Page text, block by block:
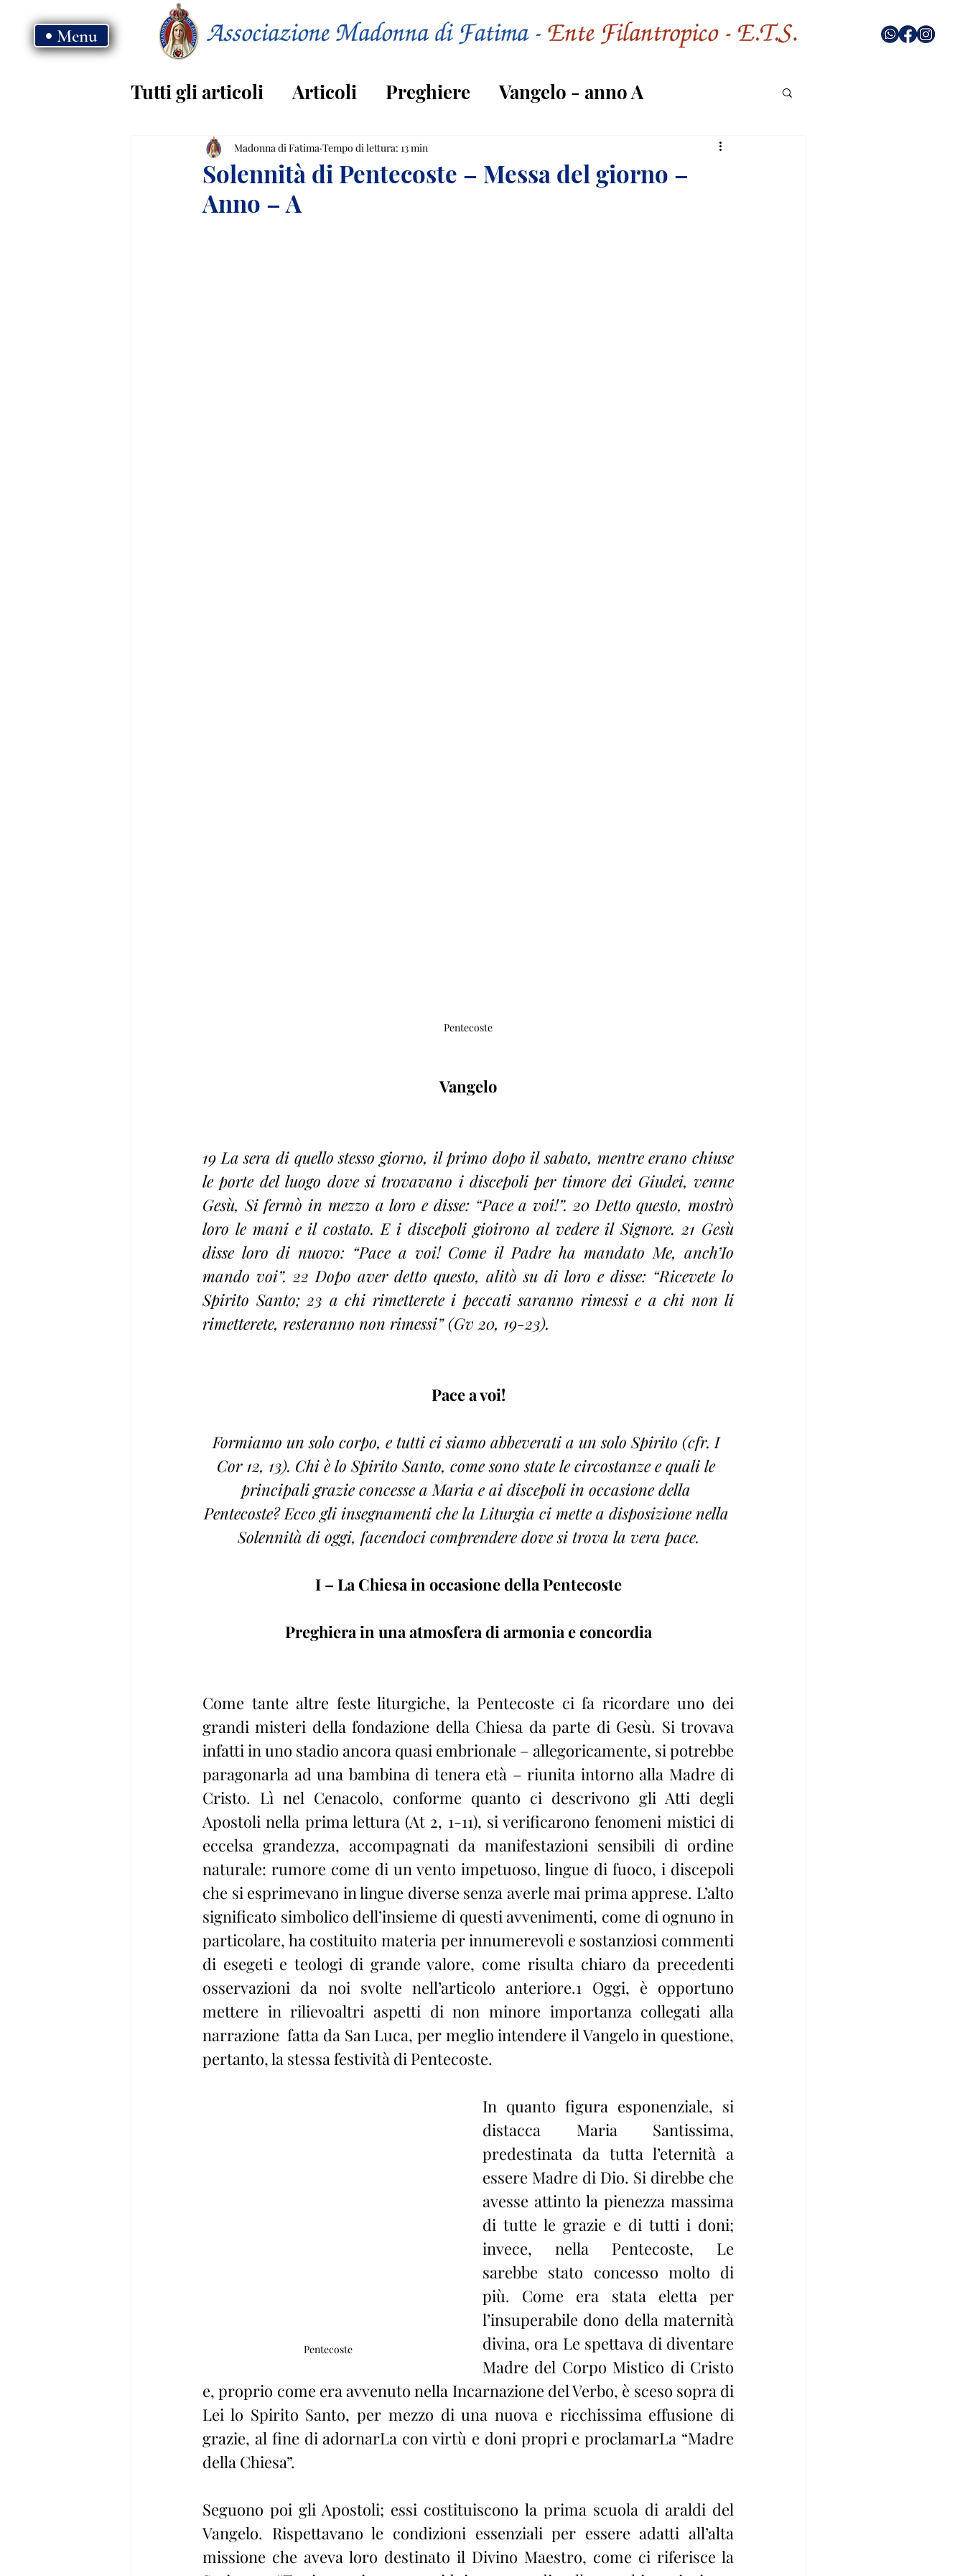
Menu
Tutti gli articoli Articoli Preghiere Vangelo - anno A
Vangelo - anno B Vangelo - anno C
Solennità di Pentecoste – Messa del giorno –
Anno – A
Madonna di Fatima Tempo di lettura: 13 min
Pentecoste
Vangelo
19 La sera di quello stesso giorno, il primo dopo il sabato, mentre erano chiuse
le porte del luogo dove si trovavano i discepoli per timore dei Giudei, venne
Gesù, Si fermò in mezzo a loro e disse: “Pace a voi!”. 20 Detto questo, mostrò
loro le mani e il costato. E i discepoli gioirono al vedere il Signore. 21 Gesù
disse loro di nuovo: “Pace a voi! Come il Padre ha mandato Me, anch’Io
mando voi”. 22 Dopo aver detto questo, alitò su di loro e disse: “Ricevete lo
Spirito Santo; 23 a chi rimetterete i peccati saranno rimessi e a chi non li
rimetterete, resteranno non rimessi” (Gv 20, 19-23).
Pace a voi!
Formiamo un solo corpo, e tutti ci siamo abbeverati a un solo Spirito (cfr. I
Cor 12, 13). Chi è lo Spirito Santo, come sono state le circostanze e quali le
principali grazie concesse a Maria e ai discepoli in occasione della
Pentecoste? Ecco gli insegnamenti che la Liturgia ci mette a disposizione nella
Solennità di oggi, facendoci comprendere dove si trova la vera pace.
I – La Chiesa in occasione della Pentecoste
Preghiera in una atmosfera di armonia e concordia
Come tante altre feste liturgiche, la Pentecoste ci fa ricordare uno dei
grandi misteri della fondazione della Chiesa da parte di Gesù. Si trovava
infatti in uno stadio ancora quasi embrionale – allegoricamente, si potrebbe
paragonarla ad una bambina di tenera età – riunita intorno alla Madre di
Cristo. Lì nel Cenacolo, conforme quanto ci descrivono gli Atti degli
Apostoli nella prima lettura (At 2, 1-11), si verificarono fenomeni mistici di
eccelsa grandezza, accompagnati da manifestazioni sensibili di ordine
naturale: rumore come di un vento impetuoso, lingue di fuoco, i discepoli
che si esprimevano in lingue diverse senza averle mai prima apprese. L’alto
significato simbolico dell’insieme di questi avvenimenti, come di ognuno in
particolare, ha costituito materia per innumerevoli e sostanziosi commenti
di esegeti e teologi di grande valore, come risulta chiaro da precedenti
osservazioni da noi svolte nell’articolo anteriore.1 Oggi, è opportuno
mettere in rilievoaltri aspetti di non minore importanza collegati alla
narrazione  fatta da San Luca, per meglio intendere il Vangelo in questione,
pertanto, la stessa festività di Pentecoste.
Pentecoste
In quanto figura esponenziale, si
distacca Maria Santissima,
predestinata da tutta l’eternità a
essere Madre di Dio. Si direbbe che
avesse attinto la pienezza massima
di tutte le grazie e di tutti i doni;
invece, nella Pentecoste, Le
sarebbe stato concesso molto di
più. Come era stata eletta per
l’insuperabile dono della maternità
divina, ora Le spettava di diventare
Madre del Corpo Mistico di Cristo
e, proprio come era avvenuto nella Incarnazione del Verbo, è sceso sopra di
Lei lo Spirito Santo, per mezzo di una nuova e ricchissima effusione di
grazie, al fine di adornarLa con virtù e doni propri e proclamarLa “Madre
della Chiesa”.
Seguono poi gli Apostoli; essi costituiscono la prima scuola di araldi del
Vangelo. Rispettavano le condizioni essenziali per essere adatti all’alta
missione che aveva loro destinato il Divino Maestro, come ci riferisce la